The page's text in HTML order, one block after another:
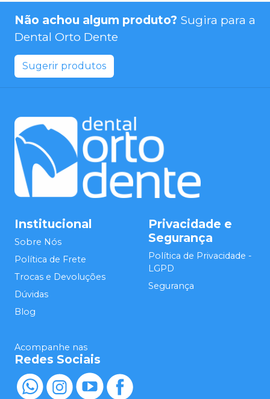
Não achou algum produto? Sugira para a
Dental Orto Dente
Sugerir produtos
Institucional
Sobre Nós
Política de Frete
Trocas e Devoluções
Dúvidas
Blog
Privacidade e
Segurança
Política de Privacidade -
LGPD
Segurança
Acompanhe nas
Redes Sociais